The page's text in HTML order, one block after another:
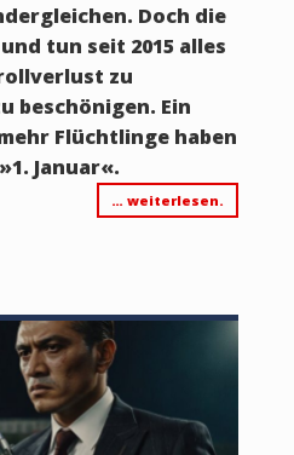
Doch die
tun seit 2015 alles
zu
beschönigen. Ein
Flüchtlinge haben
Januar«.
… weiterlesen.